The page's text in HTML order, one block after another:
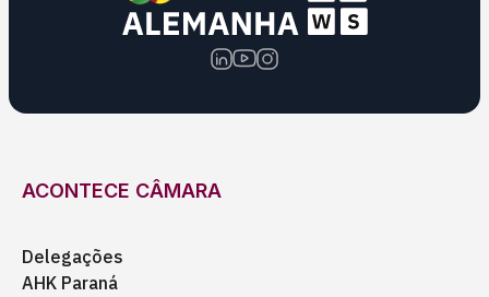
ACONTECE CÂMARA
Delegações
AHK Paraná